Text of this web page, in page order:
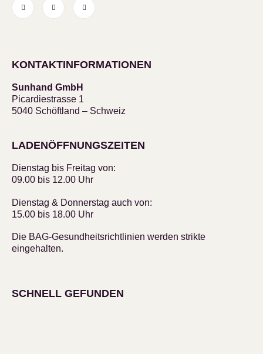
KONTAKTINFORMATIONEN
Sunhand GmbH
Picardiestrasse 1
5040 Schöftland – Schweiz
LADENÖFFNUNGSZEITEN
Dienstag bis Freitag von:
09.00 bis 12.00 Uhr
Dienstag & Donnerstag auch von:
15.00 bis 18.00 Uhr
Die BAG-Gesundheitsrichtlinien werden strikte
eingehalten.
SCHNELL GEFUNDEN